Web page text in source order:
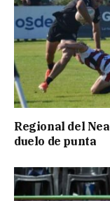
Regional del
duelo de punta